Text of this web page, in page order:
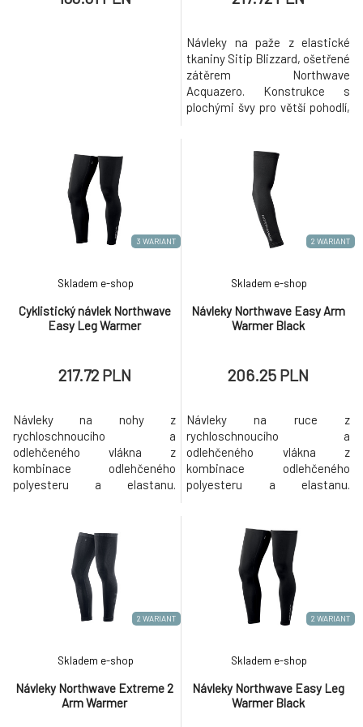
Návleky na paže z elastické
tkaniny Sitip Blizzard, ošetřené
zátěrem Northwave
Acquazero. Konstrukce s
plochými švy pro větší pohodlí,
3 WARIANT
Cyklistický návlek Northwave
Easy Leg Warmer
Skladem e-shop
217.72 PLN
Návleky na nohy z
rychloschnoucího a
odlehčeného vlákna z
kombinace odlehčeného
polyesteru a elastanu.
švů pro vyšší pohodlí, reflexní
loga Northwave.
2 WARIANT
Návleky Northwave Easy Arm
Warmer Black
Skladem e-shop
206.25 PLN
Návleky na ruce z
rychloschnoucího a
odlehčeného vlákna z
kombinace odlehčeného
polyesteru a elastanu.
Northwave.
2 WARIANT
Návleky Northwave Extreme 2
Arm Warmer
Skladem e-shop
2 WARIANT
Návleky Northwave Easy Leg
Warmer Black
Skladem e-shop